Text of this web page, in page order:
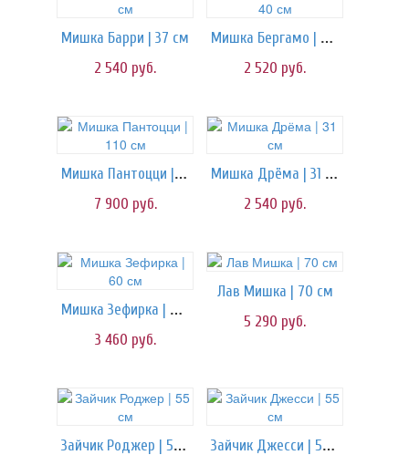
Мишка Барри | 37 см
2 540 руб.
Мишка Бергамо | 40 см
2 520 руб.
Мишка Пантоцци | 110 см
7 900 руб.
Мишка Дрёма | 31 см
2 540 руб.
Мишка Зефирка | 60 см
3 460 руб.
Лав Мишка | 70 см
5 290 руб.
Зайчик Роджер | 55 см Зайчик Джесси | 55 см